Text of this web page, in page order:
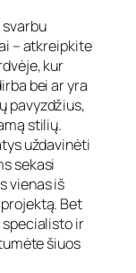
– atkreipkite
kur
bei ar yra
pavyzdžius,
stilių.
uždavinėti
sekasi
vienas iš
Bet
ir
šiuos